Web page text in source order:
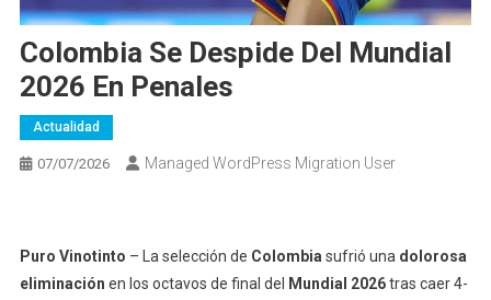
Colombia Se Despide Del Mundial
2026 En Penales
Actualidad
07/07/2026 Managed WordPress Migration User
Puro Vinotinto – La selección de Colombia sufrió una dolorosa
eliminación en los octavos de final del Mundial 2026tras caer 4-